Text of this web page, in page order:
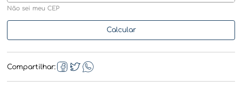
Não sei meu CEP
Compartilhar